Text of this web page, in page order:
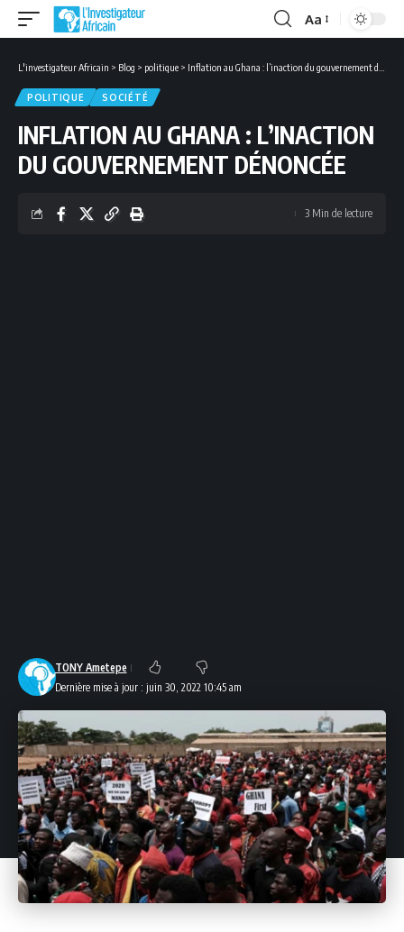
Font
Aa
L'investigateur Africain > Blog > politique > Inflation au Ghana : l’inaction du gouvernement dénoncée
POLITIQUE SOCIÉTÉ
INFLATION AU GHANA : L’INACTION
DU GOUVERNEMENT DÉNONCÉE
Dernière mise à jour : juin 30, 2022 10:45 am
TONY Ametepe
3 Min de lecture